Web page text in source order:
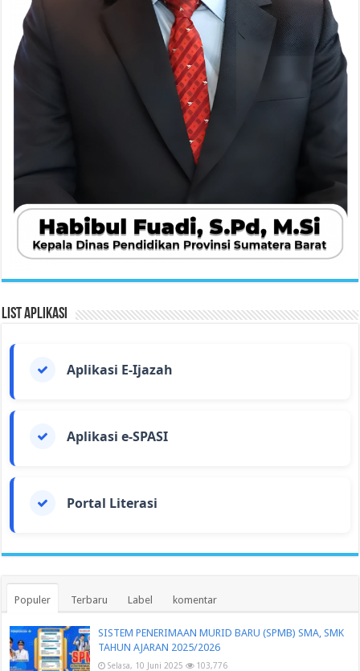
List Aplikasi
Aplikasi E-Ijazah
Aplikasi e-SPASI
Portal Literasi
Populer Terbaru Label komentar
SISTEM PENERIMAAN MURID BARU (SPMB) SMA, SMK
TAHUN AJARAN 2025/2026
Selasa, 10 Juni 2025 103,776